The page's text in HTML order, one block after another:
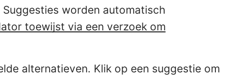
worden automatisch
toewijst via een verzoek om
alternatieven. Klik op een suggestie om